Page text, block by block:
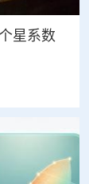
星系数